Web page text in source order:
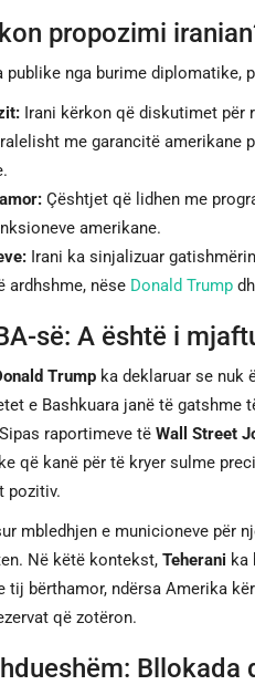
propozimi
publike nga burime diplomatike,
Irani kërkon që diskutimet për
me garancitë amerikane
Çështjet që lidhen me
amerikane.
Irani ka sinjalizuar
ardhshme, nëse Donald Trump
së: A është i
Trump ka deklaruar se nuk
e Bashkuara janë të
raportimeve të Wall Street
që kanë për të kryer sulme
pozitiv.
mbledhjen e municioneve për
Në këtë kontekst, Teherani ka
tij bërthamor, ndërsa Amerika
që zotëron.
Bllokada